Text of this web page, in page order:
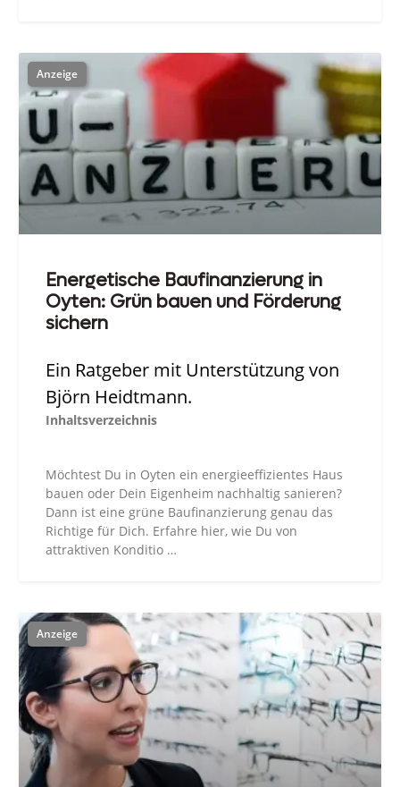
Energetische Baufinanzierung in
Oyten: Grün bauen und Förderung
sichern
Ein Ratgeber mit Unterstützung von
Björn Heidtmann.
Inhaltsverzeichnis
Möchtest Du in Oyten ein energieeffizientes Haus
bauen oder Dein Eigenheim nachhaltig sanieren?
Dann ist eine grüne Baufinanzierung genau das
Richtige für Dich. Erfahre hier, wie Du von
attraktiven Konditio …